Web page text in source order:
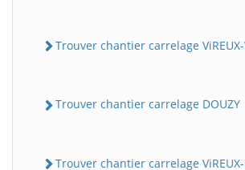
Trouver chantier carrelage ViREUX-
Trouver chantier carrelage DOUZY
Trouver chantier carrelage